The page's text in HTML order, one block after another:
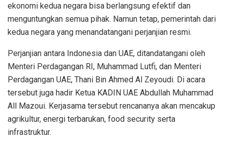
ekonomi kedua negara bisa berlangsung efektif dan
menguntungkan semua pihak. Namun tetap, pemerintah dari
kedua negara yang menandatangani perjanjian resmi.
Perjanjian antara Indonesia dan UAE, ditandatangani oleh
Menteri Perdagangan RI, Muhammad Lutfi, dan Menteri
Perdagangan UAE, Thani Bin Ahmed Al Zeyoudi. Di acara
tersebut juga hadir Ketua KADIN UAE Abdullah Muhammad
All Mazoui. Kerjasama tersebut rencananya akan mencakup
agrikultur, energi terbarukan, food security serta
infrastruktur.